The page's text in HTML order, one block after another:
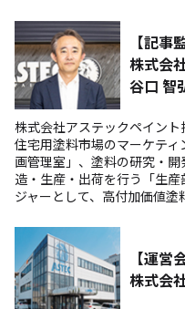
【記事
株式会
谷口 智
株式会社アステックペイン
住宅用塗料市場のマーケテ
画管理室」、塗料の研究・
造・生産・出荷を行う「生
ジャーとして、高付加価値塗
【運営
株式会